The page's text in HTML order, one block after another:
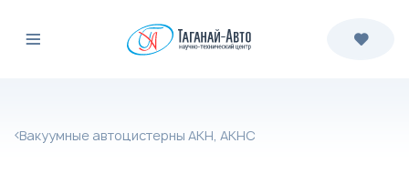
Вакуумные автоцистерны АКН, АКНС